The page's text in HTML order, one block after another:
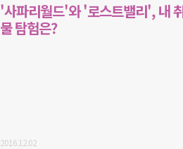
'사파리월드'와 '로스트밸리', 내
물 탐험은?
2016.12.02